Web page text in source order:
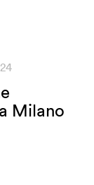
Milano